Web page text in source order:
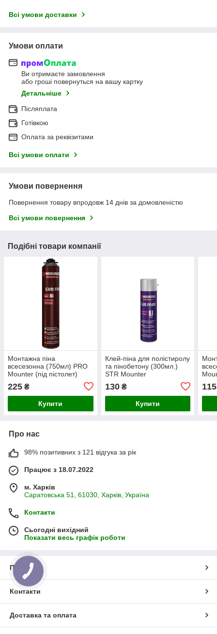
Всі умови доставки
Умови оплати
Ви отримаєте замовлення
або гроші повернуться на вашу картку
Детальніше
Післяплата
Готівкою
Оплата за реквізитами
Всі умови оплати
Умови повернення
Повернення товару впродовж 14 днів за домовленістю
Всі умови повернення
Подібні товари компанії
Монтажна піна
всесезонна (750мл) PRO
Mounter (під пістолет)
225 ₴
Купити
Клей-піна для полістиролу
та пінобетону (300мл.)
STR Mounter
130₴
Купити
115
Про нас
98% позитивних з 121 відгука за рік
Працює з 18.07.2022
м. Харків
Саратовська 51, 61030, Харків, Україна
Контакти
Сьогодні вихідний
Показати весь графік роботи
Про нас
Контакти
Доставка та оплата